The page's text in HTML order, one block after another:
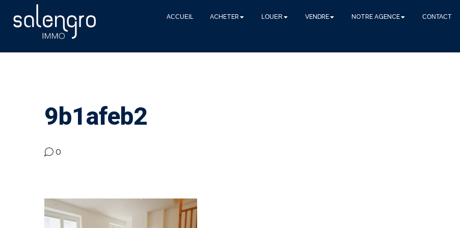
ACCUEIL ACHETER LOUER VENDRE NOTRE AGENCE CONTACT
9b1afeb2
0